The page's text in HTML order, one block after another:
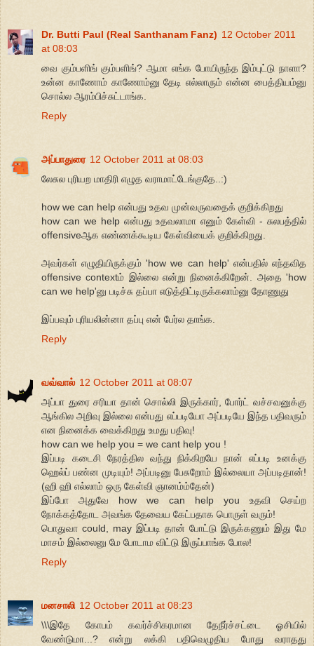
Dr. Butti Paul (Real Santhanam Fanz) 12 October 2011
at 08:03
வை கும்பளிங் கும்பளிங்? ஆமா எங்க போயிருந்த இம்புட்டு நாளா?
உன்ன காணோம் காணோம்னு தேடி எல்லாரும் என்ன பைத்தியம்னு
சொல்ல ஆரம்பிச்சுட்டாங்க.
Reply
அப்பாதுரை 12 October 2011 at 08:03
லேசுல புரியற மாதிரி எழுத வராமாட்டேங்குதே..:)
how we can help என்பது உதவ முன்வருவதைக் குறிக்கிறது
how can we help என்பது உதவலாமா எனும் கேள்வி - சுலபத்தில்
offensiveஆக எண்ணக்கூடிய கேள்வியைக் குறிக்கிறது.
அவர்கள் எழுதியிருக்கும் 'how we can help' என்பதில் எந்தவித
offensive contextம் இல்லை என்று நினைக்கிறேன். அதை 'how
can we help'னு படிச்சு தப்பா எடுத்திட்டிருக்கலாம்னு தோணுது
இப்பவும் புரியலின்னா தப்பு என் பேர்ல தாங்க.
Reply
வவ்வால் 12 October 2011 at 08:07
அப்பா துரை சரியா தான் சொல்லி இருக்கார், போர்ட் வச்சவனுக்கு
ஆங்கில அறிவு இல்லை என்பது எப்படியோ அப்படியே இந்த பதிவரும்
என நினைக்க வைக்கிறது உமது பதிவு!
how can we help you = we cant help you !
இப்படி கடைசி நேரத்தில வந்து நிக்கிறயே நான் எப்படி உனக்கு
ஹெல்ப் பண்ன முடியும்! அப்படினு பேசுறோம் இல்லையா அப்படிதான்!
(ஹி ஹி எல்லாம் ஒரு கேள்வி ஞானம்ம்தேன்)
இப்போ அதுவே how we can help you உதவி செய்ற
நோக்கத்தோட அவங்க தேவைய கேட்பதாக பொருள் வரும்!
பொதுவா could, may இப்படி தான் போட்டு இருக்கணும் இது மே
மாசம் இல்லைனு மே போடாம விட்டு இருப்பாங்க போல!
Reply
மனசாலி 12 October 2011 at 08:23
\\\இதே கோபம் கவர்ச்சிகரமான தேநீர்ச்சட்டை ஓசியில்
வேண்டுமா...? என்று லக்கி பதிவெழுதிய போது வராதது